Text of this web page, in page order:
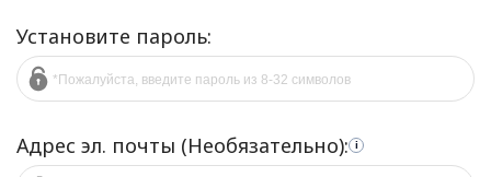
Установите пароль:
Адрес эл. почты (Необязательно): i